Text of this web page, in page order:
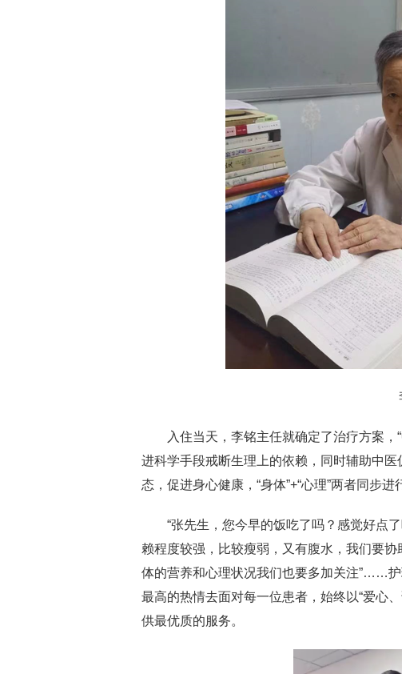
入住当天，李铭主任就确定了治疗方案
进科学手段戒断生理上的依赖，同时辅助中
态，促进身心健康，“身体”+“心理”两者同步进
“张先生，您今早的饭吃了吗？感觉好点
赖程度较强，比较瘦弱，又有腹水，我们要
体的营养和心理状况我们也要多加关注”……
最高的热情去面对每一位患者，始终以“爱心
供最优质的服务。